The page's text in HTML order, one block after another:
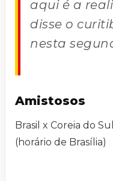
aqui é a
disse o
nesta
Amistosos
Brasil x Coreia do
(horário de Brasília)